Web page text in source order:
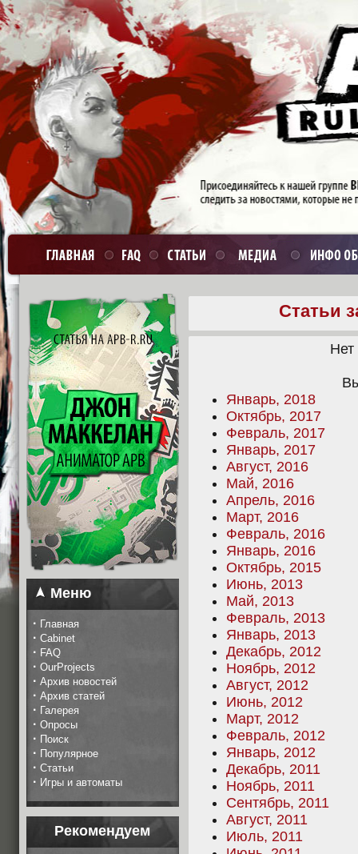
Меню
· Главная
· Cabinet
· FAQ
· OurProjects
· Архив новостей
· Архив статей
· Галерея
· Опросы
· Поиск
· Популярное
· Статьи
· Игры и автоматы
Рекомендуем
Статьи
Нет
Январь, 2018
Октябрь, 2017
Февраль, 2017
Январь, 2017
Август, 2016
Май, 2016
Апрель, 2016
Март, 2016
Февраль, 2016
Январь, 2016
Октябрь, 2015
Июнь, 2013
Май, 2013
Февраль, 2013
Январь, 2013
Декабрь, 2012
Ноябрь, 2012
Август, 2012
Июнь, 2012
Март, 2012
Февраль, 2012
Январь, 2012
Декабрь, 2011
Ноябрь, 2011
Сентябрь, 2011
Август, 2011
Июль, 2011